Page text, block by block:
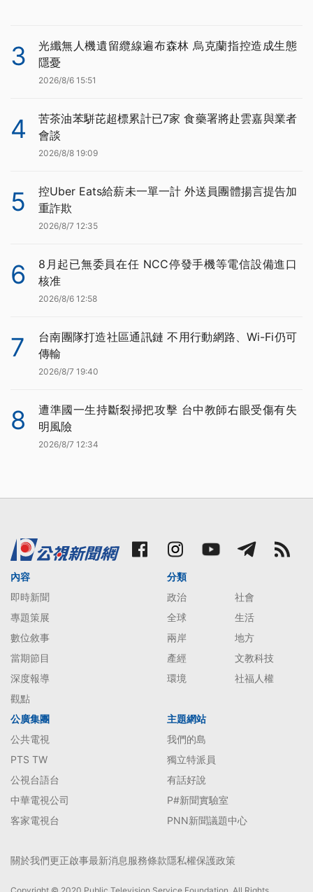
3
光纖無人機遺留纜線遍布森林 烏克蘭指控造成生態
隱憂
2026/8/6 15:51
4
苦茶油苯駢芘超標累計已7家 食藥署將赴雲嘉與業者
會談
2026/8/8 19:09
5
控Uber Eats給薪未一單一計 外送員團體揚言提告加
重詐欺
2026/8/7 12:35
6
8月起已無委員在任 NCC停發手機等電信設備進口
核准
2026/8/6 12:58
7
台南團隊打造社區通訊鏈 不用行動網路、Wi-Fi仍可
傳輸
2026/8/7 19:40
8
遭準國一生持斷裂掃把攻擊 台中教師右眼受傷有失
明風險
2026/8/7 12:34
內容
即時新聞
專題策展
數位敘事
當期節目
深度報導
觀點
分類
政治
社會
全球
生活
兩岸
地方
產經
文教科技
環境
社福人權
公廣集團
公共電視
PTS TW
公視台語台
中華電視公司
客家電視台
主題網站
我們的島
獨立特派員
有話好說
P#新聞實驗室
PNN新聞議題中心
關於我們更正啟事最新消息服務條款隱私權保護政策